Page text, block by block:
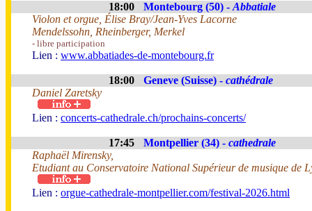
18:00 Montebourg (50) - Abbatiale
Violon et orgue, Élise Bray/Jean-Yves Lacorne
Mendelssohn, Rheinberger, Merkel
- libre participation
Lien : www.abbatiades-de-montebourg.fr
18:00 Geneve (Suisse) - cathédrale
Daniel Zaretsky
Lien : concerts-cathedrale.ch/prochains-concerts/
17:45 Montpellier (34) - cathedrale
Raphaël Mirensky,
Etudiant au Conservatoire National Supérieur de musique de
Lien : orgue-cathedrale-montpellier.com/festival-2026.html